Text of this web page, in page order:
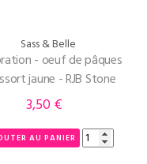
Sass & Belle
- oeuf de pâques
jaune - RJB Stone
Prix
3,50 €
AU PANIER